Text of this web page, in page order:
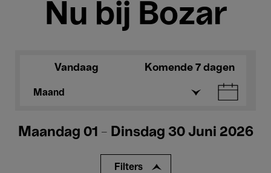
Nu bij Bozar
Vandaag Komende 7 dagen
Maand
Maandag 01 - Dinsdag 30 Juni 2026
Filters